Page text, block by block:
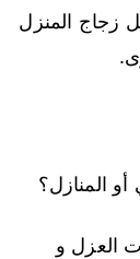
زجاج المنزل
المنازل؟
العزل و